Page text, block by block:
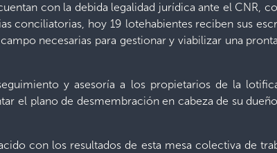
con la debida legalidad jurídica ante el CNR,
conciliatorias, hoy 19 lotehabientes reciben sus
necesarias para gestionar y viabilizar una
y asesoría a los propietarios de la
el plano de desmembración en cabeza de su
con los resultados de esta mesa colectiva de